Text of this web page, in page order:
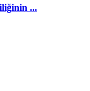
...